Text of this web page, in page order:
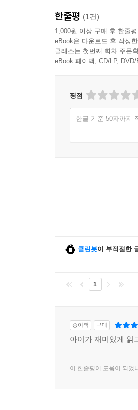
한줄평 (1건)
1,000원 이상 구매 후 한줄
eBook은 다운로드 후 작성
클래스는 첫번째 회차 주문
eBook 페이백, CD/LP,
평점
한글 기준 50자까지
클린봇이 부적절한
1
종이책 구매
아이가 재미있게 읽
이 한줄평이 도움이 되었